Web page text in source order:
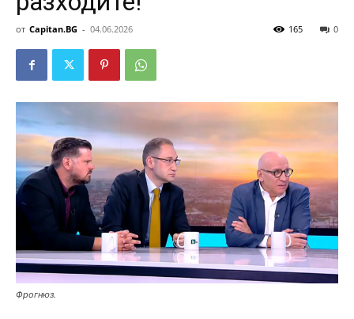
от Capitan.BG - 04.06.2026 0
165
Фрогнюз.